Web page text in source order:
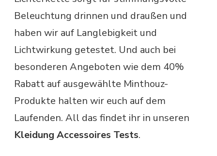
Beleuchtung drinnen und draußen und
haben wir auf Langlebigkeit und
Lichtwirkung getestet. Und auch bei
besonderen Angeboten wie dem 40%
Rabatt auf ausgewählte Minthouz-
Produkte halten wir euch auf dem
Laufenden. All das findet ihr in unseren
Kleidung Accessoires Tests.